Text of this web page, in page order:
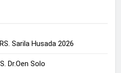
Sarila Husada 2026
Dr.Oen Solo